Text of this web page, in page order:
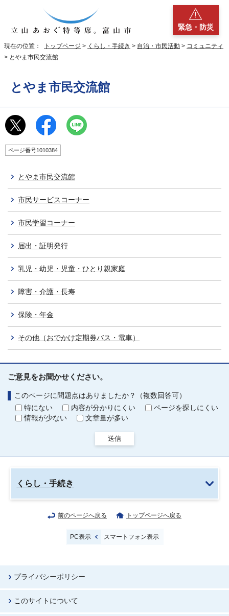
緊急・防災
現在の位置： トップページ > くらし・手続き > 自治・市民活動 > コミュニティ
> とやま市民交流館
とやま市民交流館
ページ番号1010384
とやま市民交流館
市民サービスコーナー
市民学習コーナー
届出・証明発行
乳児・幼児・児童・ひとり親家庭
障害・介護・長寿
保険・年金
その他（おでかけ定期券バス・電車）
ご意見をお聞かせください。
このページに問題点はありましたか？（複数回答可）
特にない
内容が分かりにくい
ページを探しにくい
情報が少ない
文章量が多い
送信
くらし・手続き
前のページへ戻る トップページへ戻る
PC表示 スマートフォン表示
プライバシーポリシー
このサイトについて